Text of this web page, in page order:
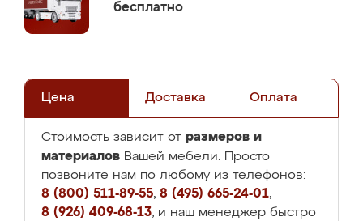
бесплатно
Цена Доставка Оплата
Стоимость зависит от размеров и
материалов Вашей мебели. Просто
позвоните нам по любому из телефонов:
8 (800) 511-89-55, 8 (495) 665-24-01,
8 (926) 409-68-13, и наш менеджер быстро